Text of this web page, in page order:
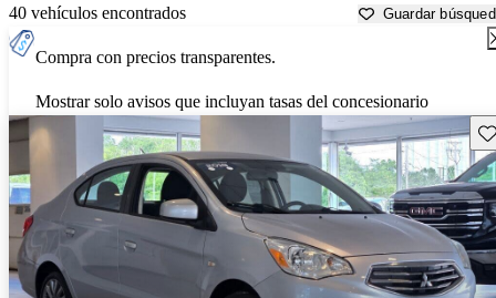
40 vehículos encontrados Guardar
Compra con precios transparentes.
Mostrar solo avisos que incluyan tasas del concesionario